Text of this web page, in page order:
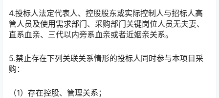
4.投标人法定代表人、控股股东或实际控制人与招标人高
管人员及使用需求部门、采购部门关键岗位人员无夫妻、
直系血亲、三代以内旁系血亲或者近姻亲关系。
5.禁止存在下列关联关系情形的投标人同时参与本项目采
购：
（1）存在控股、管理关系；